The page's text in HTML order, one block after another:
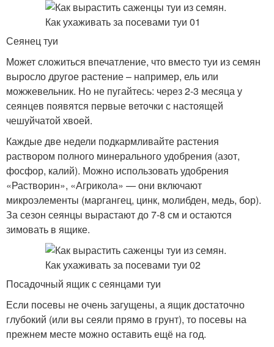
Сеянец туи
Может сложиться впечатление, что вместо туи из семян
выросло другое растение – например, ель или
можжевельник. Но не пугайтесь: через 2-3 месяца у
сеянцев появятся первые веточки с настоящей
чешуйчатой хвоей.
Каждые две недели подкармливайте растения
раствором полного минерального удобрения (азот,
фосфор, калий). Можно использовать удобрения
«Растворин», «Агрикола» — они включают
микроэлементы (маргангец, цинк, молибден, медь, бор).
За сезон сеянцы вырастают до 7-8 см и остаются
зимовать в ящике.
Посадочный ящик с сеянцами туи
Если посевы не очень загущены, а ящик достаточно
глубокий (или вы сеяли прямо в грунт), то посевы на
прежнем месте можно оставить ещё на год.